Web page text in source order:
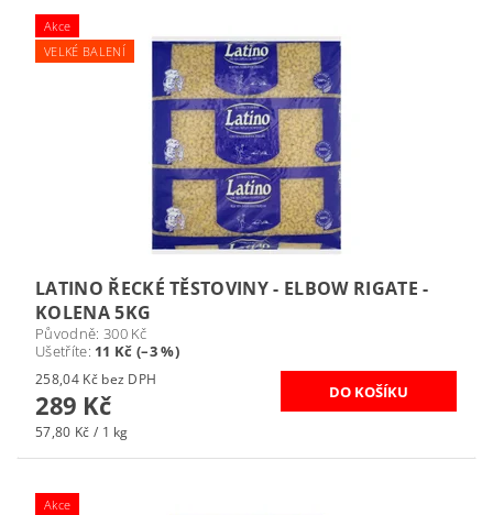
Akce
VELKÉ BALENÍ
LATINO ŘECKÉ TĚSTOVINY - ELBOW RIGATE -
KOLENA 5KG
Původně: 300 Kč
Ušetříte: 11 Kč (–3 %)
258,04 Kč bez DPH
289 Kč
57,80 Kč / 1 kg
Akce